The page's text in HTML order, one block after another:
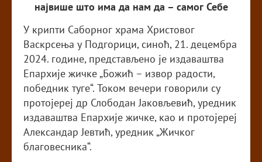
највише што има да нам да – самог Себе
У крипти Саборног храма Христовог
Васкрсења у Подгорици, синоћ, 21. децембра
2024. године, представљено је издаваштва
Епархије жичке „Божић – извор радости,
победник туге“. Током вечери говорили су
протојереј др Слободан Јаковљевић, уредник
издаваштва Епархије жичке, као и протојереј
Александар Јевтић, уредник „Жичког
благовесника“.